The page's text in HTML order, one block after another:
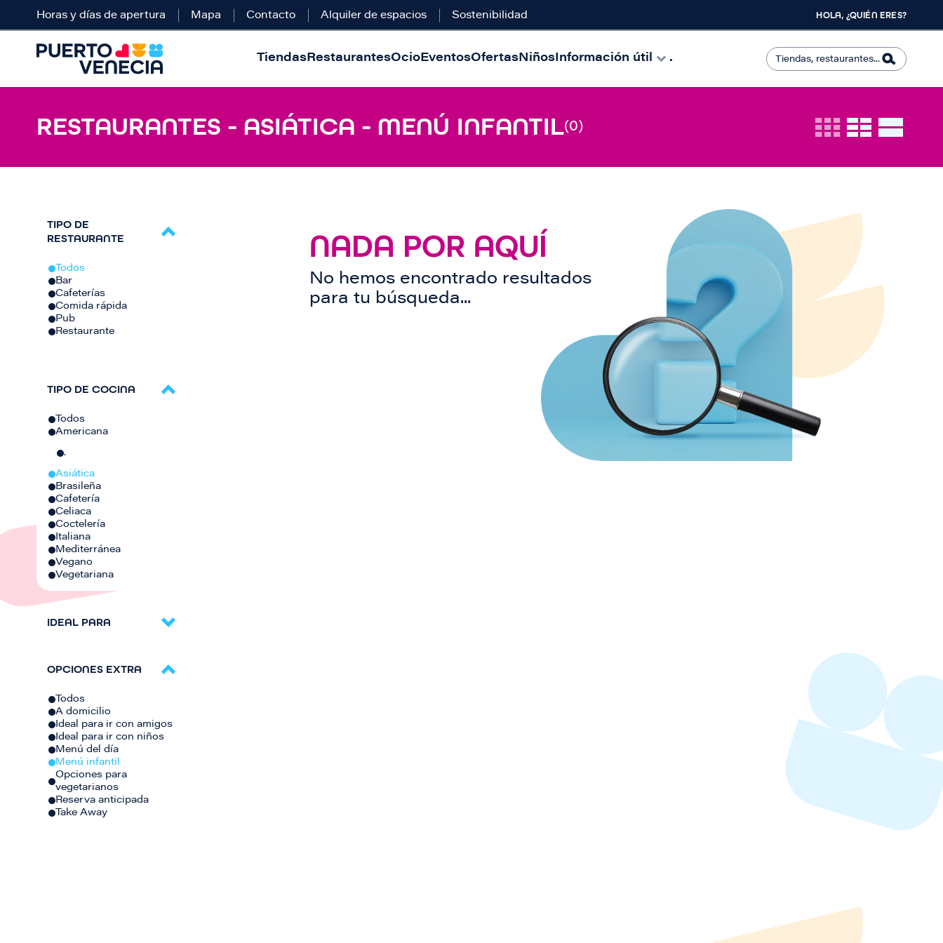
Horas y días de apertura Mapa Contacto Alquiler de espacios Sostenibilidad HOLA, ¿QUIÉN ERES?
TiendasRestaurantesOcioEventosOfertasNiñosInformación útil .
RESTAURANTES - ASIÁTICA - MENÚ INFANTIL(0)
TIPO DE
RESTAURANTE
Todos
Bar
Cafeterías
Comida rápida
Pub
Restaurante
TIPO DE COCINA
Todos
Americana
.
Asiática
Brasileña
Cafetería
Celiaca
Coctelería
Italiana
Mediterránea
Vegano
Vegetariana
IDEAL PARA
OPCIONES EXTRA
Todos
A domicilio
Ideal para ir con amigos
Ideal para ir con niños
Menú del día
Menú infantil
Opciones para
vegetarianos
Reserva anticipada
Take Away
NADA POR AQUÍ
No hemos encontrado resultados
para tu búsqueda...